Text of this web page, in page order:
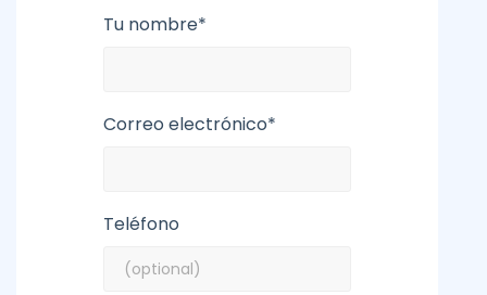
Tu nombre*
Correo electrónico*
Teléfono